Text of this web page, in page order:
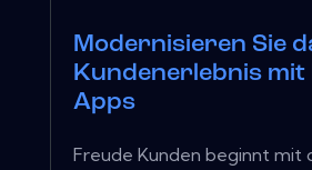
Modernisieren Sie
Kundenerlebnis mit
Apps
Freude Kunden beginnt mit